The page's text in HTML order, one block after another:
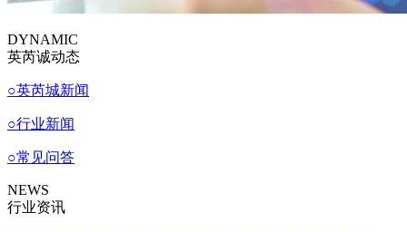
DYNAMIC
英芮诚动态
○英芮城新闻
○行业新闻
○常见问答
NEWS
行业资讯